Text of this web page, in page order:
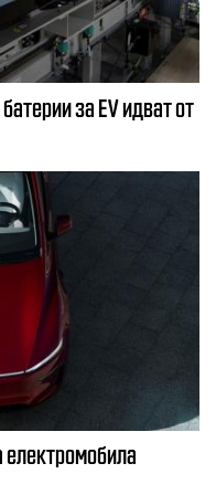
за EV идват от
електромобила